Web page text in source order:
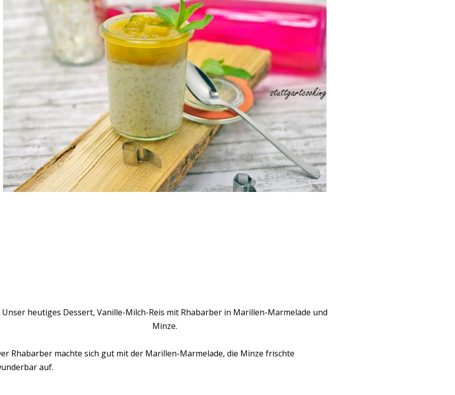
Unser heutiges Dessert, Vanille-Milch-Reis mit Rhabarber in Marillen-Marmelade und
Minze.
Rhabarber machte sich gut mit der Marillen-Marmelade, die Minze frischte
auf.